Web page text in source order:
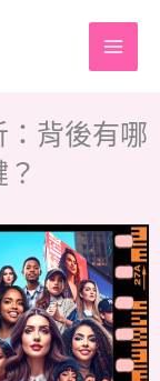
背後有哪